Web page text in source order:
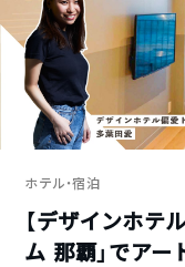
ホテル・宿泊
【デザインホテ
ム 那覇」でアー